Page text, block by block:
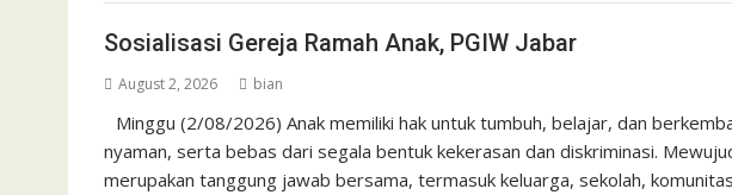
Sosialisasi Gereja Ramah Anak, PGIW Jabar
August 2, 2026 bian
Minggu (2/08/2026) Anak memiliki hak untuk tumbuh, belajar, dan
nyaman, serta bebas dari segala bentuk kekerasan dan diskriminasi.
merupakan tanggung jawab bersama, termasuk keluarga, sekolah,